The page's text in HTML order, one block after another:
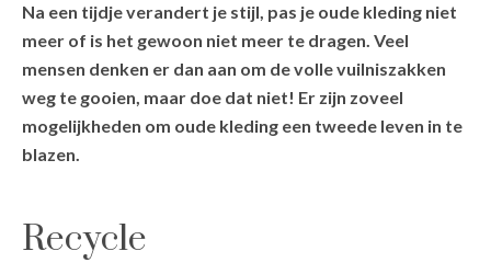
Na een tijdje verandert je stijl, pas je oude kleding niet
meer of is het gewoon niet meer te dragen. Veel
mensen denken er dan aan om de volle vuilniszakken
weg te gooien, maar doe dat niet! Er zijn zoveel
mogelijkheden om oude kleding een tweede leven in te
blazen.
Recycle